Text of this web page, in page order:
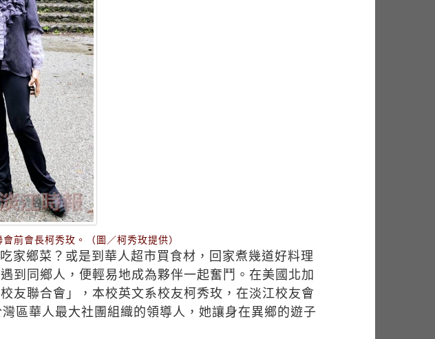
前會長柯秀玫。（圖／柯秀玫提供）
家鄉菜？或是到華人超市買食材，回家煮幾道好料理
到同鄉人，便輕易地成為夥伴一起奮鬥。在美國北加
友聯合會」，本校英文系校友柯秀玫，在淡江校友會
區華人最大社團組織的領導人，她讓身在異鄉的遊子